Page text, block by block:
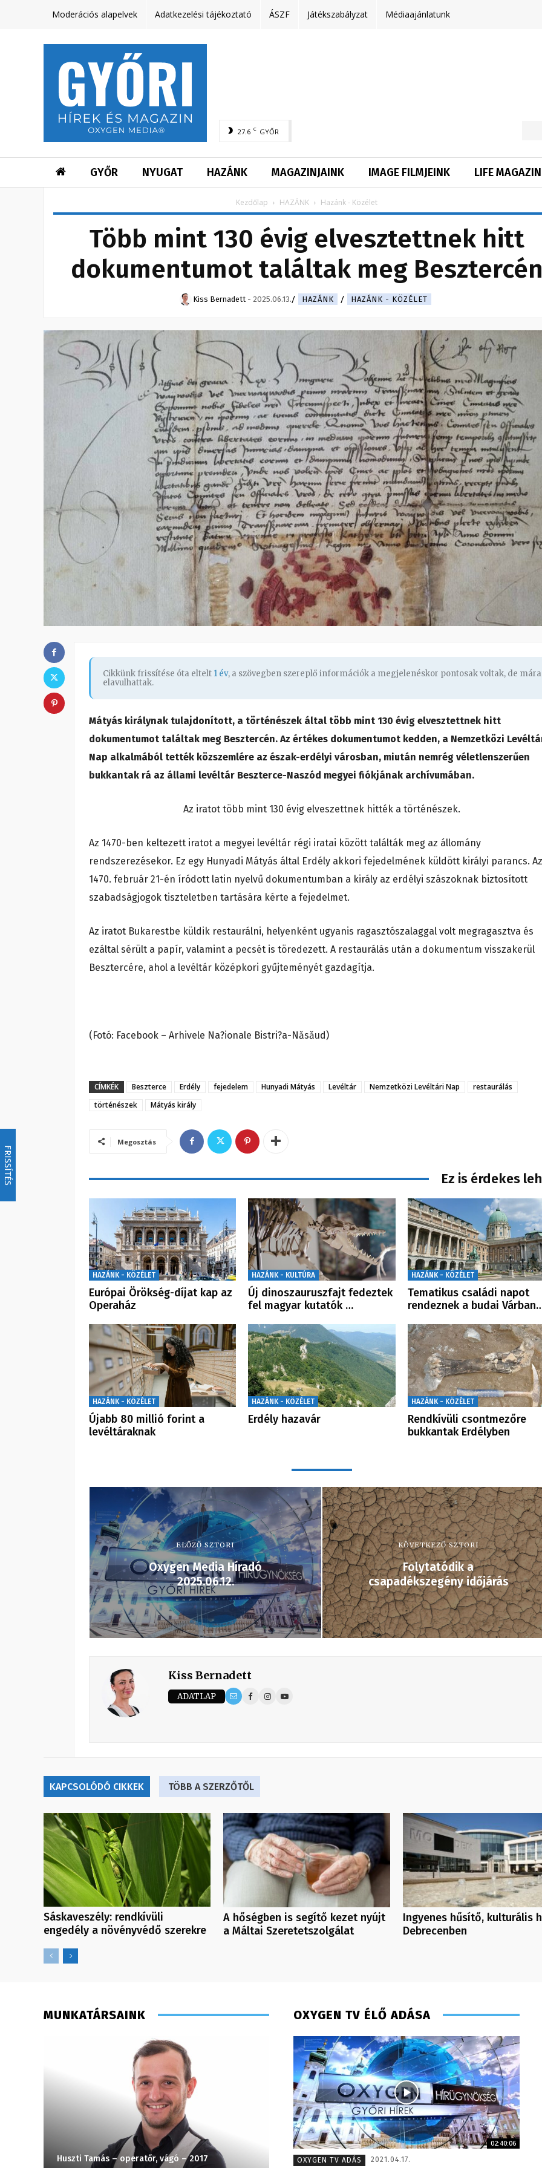
FRISSÍTÉS
Moderációs alapelvek Adatkezelési tájékoztató ÁSZF Játékszabályzat Médiaajánlatunk
27.6 C GYŐR
GYŐR NYUGAT HAZÁNK MAGAZINJAINK IMAGE FILMJEINK LIFE MAGAZIN
Kezdőlap HAZÁNK Hazánk - Közélet
Több mint 130 évig elvesztettnek hitt
dokumentumot találtak meg
Kiss Bernadett - 2025.06.13. HAZÁNK HAZÁNK - KÖZÉLET
Cikkünk frissítése óta eltelt 1 év, a szövegben szereplő információk a megjelenéskor pontosak voltak, de mára
elavulhattak.
Mátyás királynak tulajdonított, a történészek által több mint 130 évig elvesztettnek hitt
dokumentumot találtak meg Besztercén. Az értékes dokumentumot kedden, a Nemzetközi
Nap alkalmából tették közszemlére az észak-erdélyi városban, miután nemrég véletlenszerűen
bukkantak rá az állami levéltár Beszterce-Naszód megyei fiókjának archívumában.
Az iratot több mint 130 évig elveszettnek hitték a történészek.
Az 1470-ben keltezett iratot a megyei levéltár régi iratai között találták meg az állomány
rendszerezésekor. Ez egy Hunyadi Mátyás által Erdély akkori fejedelmének küldött királyi parancs. Az
1470. február 21-én íródott latin nyelvű dokumentumban a király az erdélyi szászoknak biztosított
szabadságjogok tiszteletben tartására kérte a fejedelmet.
Az iratot Bukarestbe küldik restaurálni, helyenként ugyanis ragasztószalaggal volt megragasztva és
ezáltal sérült a papír, valamint a pecsét is töredezett. A restaurálás után a dokumentum visszakerül
Besztercére, ahol a levéltár középkori gyűjteményét gazdagítja.
(Fotó: Facebook – Arhivele Na?ionale Bistri?a-Năsăud)
CÍMKÉK Beszterce Erdély fejedelem Hunyadi Mátyás Levéltár Nemzetközi Levéltári Nap
restaurálás
történészek
Mátyás király
Megosztás
Ez is érdekes
HAZÁNK - KÖZÉLET
Európai Örökség-díjat kap az
Operaház
HAZÁNK - KULTÚRA
Új dinoszauruszfajt fedeztek
fel magyar kutatók …
HAZÁNK - KÖZÉLET
Tematikus családi napot
rendeznek a budai
HAZÁNK - KÖZÉLET
Újabb 80 millió forint a
levéltáraknak
HAZÁNK - KÖZÉLET
Erdély hazavár
HAZÁNK - KÖZÉLET
Rendkívüli csontmezőre
bukkantak Erdélyben
ELŐZŐ SZTORI
Oxygen Media Híradó
2025.06.12.
KÖVETKEZŐ SZTORI
Folytatódik a
csapadékszegény időjárás
Kiss Bernadett
ADATLAP
KAPCSOLÓDÓ CIKKEK TÖBB A SZERZŐTŐL
Sáskaveszély: rendkívüli
engedély a növényvédő szerekre
A hőségben is segítő kezet nyújt
a Máltai Szeretetszolgálat
Ingyenes hűsítő, kulturális
Debrecenben
MUNKATÁRSAINK
Huszti Tamás – operatőr, vágó – 2017 Pénzes Anikó
OXYGEN TV ÉLŐ ADÁSA
02:40:06
OXYGEN TV ADÁS
2021.04.17.